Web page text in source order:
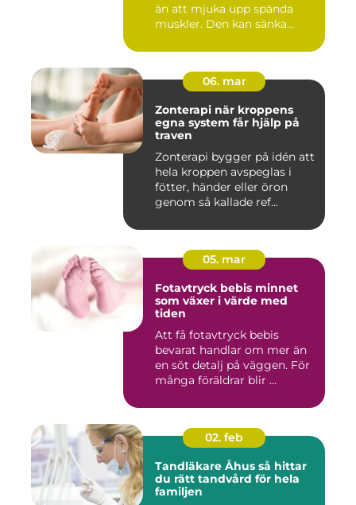
än att mjuka upp spända
muskler. Den kan sänka
06. mar
Zonterapi när kroppens
egna system får hjälp på
traven
Zonterapi bygger på idén att
hela kroppen avspeglas i
fötter, händer eller öron
genom så kallade ref...
05. mar
Fotavtryck bebis minnet
som växer i värde med
tiden
Att få fotavtryck bebis
bevarat handlar om mer än
en söt detalj på väggen. För
många föräldrar blir ...
02. feb
Tandläkare Åhus så hittar
du rätt tandvård för hela
familjen